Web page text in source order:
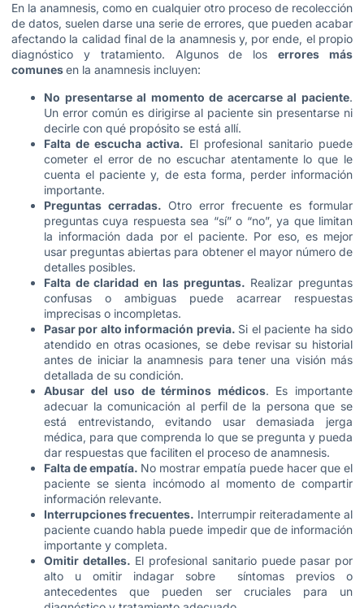
En la anamnesis, como en cualquier otro proceso de recolección
de datos, suelen darse una serie de errores, que pueden acabar
afectando la calidad final de la anamnesis y, por ende, el propio
diagnóstico y tratamiento. Algunos de loserrores más
comunesen la anamnesis incluyen:
No presentarse al momento de acercarse al paciente.
Un error común es dirigirse al paciente sin presentarse ni
decirle con qué propósito se está allí.
Falta de escucha activa. El profesional sanitario puede
cometer el error de no escuchar atentamente lo que le
cuenta el paciente y, de esta forma, perder información
importante.
Preguntas cerradas. Otro error frecuente es formular
preguntas cuya respuesta sea “sí” o “no”, ya que limitan
la información dada por el paciente. Por eso, es mejor
usar preguntas abiertas para obtener el mayor número de
detalles posibles.
Falta de claridad en las preguntas. Realizar preguntas
confusas o ambiguas puede acarrear respuestas
imprecisas o incompletas.
Pasar por alto información previa. Si el paciente ha sido
atendido en otras ocasiones, se debe revisar su historial
antes de iniciar la anamnesis para tener una visión más
detallada de su condición.
Abusar del uso de términos médicos. Es importante
adecuar la comunicación al perfil de la persona que se
está entrevistando, evitando usar demasiada jerga
médica, para que comprenda lo que se pregunta y pueda
dar respuestas que faciliten el proceso de anamnesis.
Falta de empatía. No mostrar empatía puede hacer que el
paciente se sienta incómodo al momento de compartir
información relevante.
Interrupciones frecuentes. Interrumpir reiteradamente al
paciente cuando habla puede impedir que de información
importante y completa.
Omitir detalles. El profesional sanitario puede pasar por
alto u omitir indagar sobre síntomas previos o
antecedentes que pueden ser cruciales para un